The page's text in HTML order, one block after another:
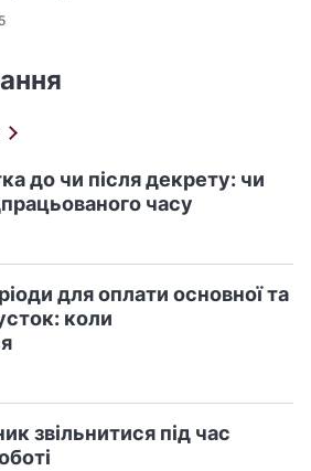
до чи після декрету: чи
часу
для оплати основної та
коли
звільнитися під час